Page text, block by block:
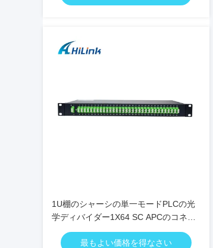
1U棚のシャーシの単一モードPLCの光
学ディバイダー1X64 SC APCのコネク
ター
最もよい価格を得なさい